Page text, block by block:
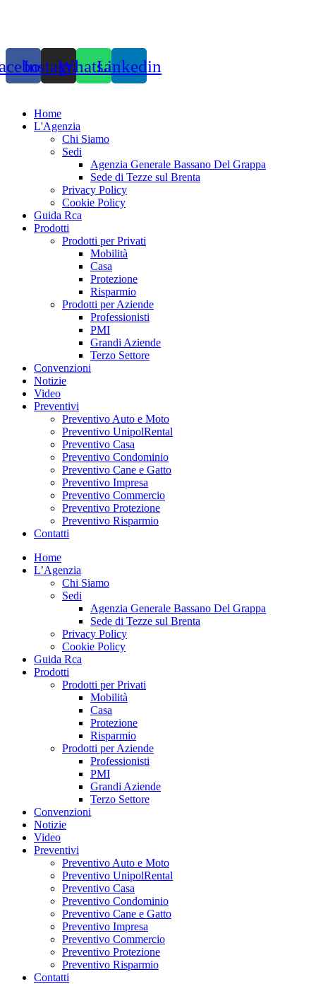
InstagramWhatsappLinkedin
Home
L'Agenzia
Chi Siamo
Sedi
Agenzia Generale Bassano Del Grappa
Sede di Tezze sul Brenta
Privacy Policy
Cookie Policy
Guida Rca
Prodotti
Prodotti per Privati
Mobilità
Casa
Protezione
Risparmio
Prodotti per Aziende
Professionisti
PMI
Grandi Aziende
Terzo Settore
Convenzioni
Notizie
Video
Preventivi
Preventivo Auto e Moto
Preventivo UnipolRental
Preventivo Casa
Preventivo Condominio
Preventivo Cane e Gatto
Preventivo Impresa
Preventivo Commercio
Preventivo Protezione
Preventivo Risparmio
Contatti
Home
L’Agenzia
Chi Siamo
Sedi
Agenzia Generale Bassano Del Grappa
Sede di Tezze sul Brenta
Privacy Policy
Cookie Policy
Guida Rca
Prodotti
Prodotti per Privati
Mobilità
Casa
Protezione
Risparmio
Prodotti per Aziende
Professionisti
PMI
Grandi Aziende
Terzo Settore
Convenzioni
Notizie
Video
Preventivi
Preventivo Auto e Moto
Preventivo UnipolRental
Preventivo Casa
Preventivo Condominio
Preventivo Cane e Gatto
Preventivo Impresa
Preventivo Commercio
Preventivo Protezione
Preventivo Risparmio
Contatti